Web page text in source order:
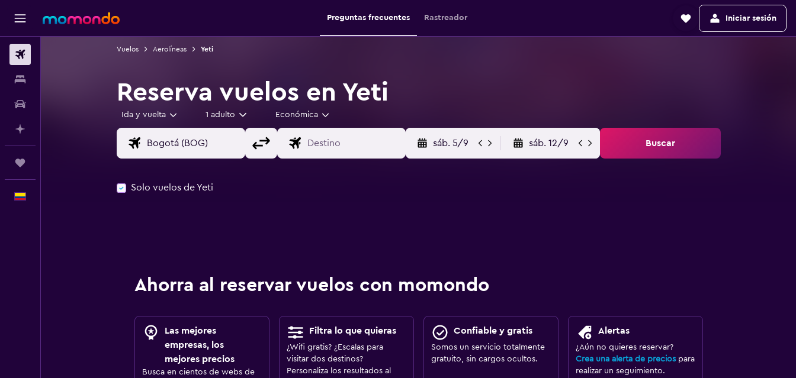
Preguntas frecuentes Rastreador Iniciar sesión
Vuelos Aerolíneas Yeti
Reserva vuelos en Yeti
Ida y vuelta 1 adulto Económica
sáb. 5/9 sáb. 12/9 Buscar
Solo vuelos de Yeti
Ahorra al reservar vuelos con momondo
Las mejores
empresas, los
mejores precios
Busca en cientos de webs de
Filtra lo que quieras
¿Wifi gratis? ¿Escalas para
visitar dos destinos?
Personaliza los resultados al
Confiable y gratis
Somos un servicio totalmente
gratuito, sin cargos ocultos.
Alertas
¿Aún no quieres reservar?
Crea una alerta de preciospara
realizar un seguimiento.